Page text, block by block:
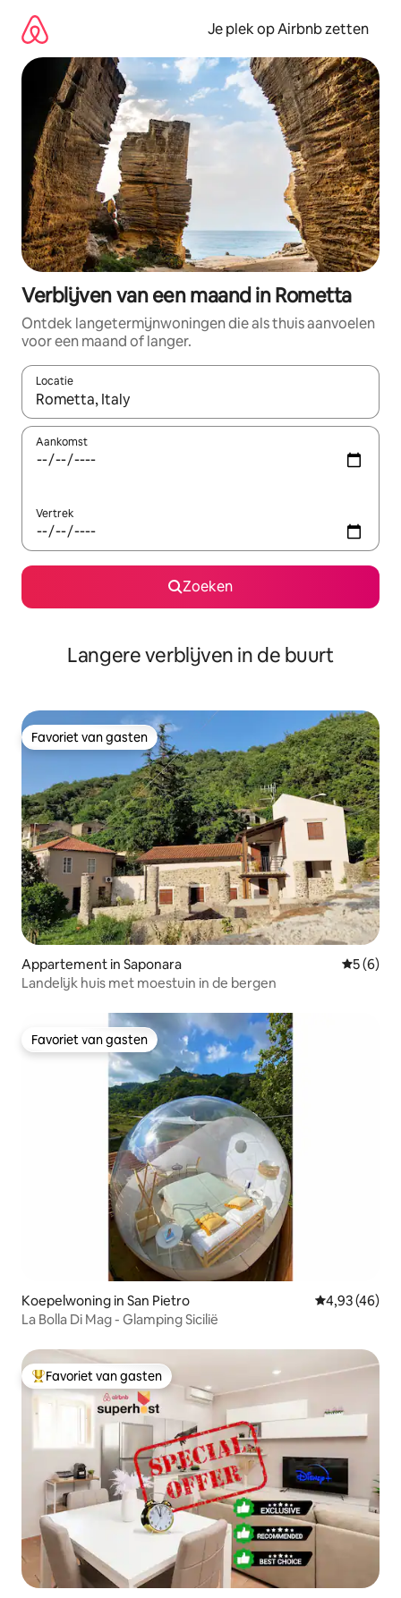
direct
naar
inhoud
Je plek op Airbnb zetten
Verblijven van een maand in Rometta
Ontdek langetermijnwoningen die als thuis aanvoelen
voor een maand of langer.
Locatie
Wanneer er resultaten beschikbaar zijn, maak je een keuze
Aankomst
Vertrek
Zoeken
Langere verblijven in de buurt
Favoriet van gasten
Favoriet van gasten
Appartement in Saponara
5 (6)
Landelijk huis met moestuin in de bergen
Favoriet van gasten
Favoriet van gasten
Koepelwoning in San Pietro Gemiddelde
4,93 (46)
La Bolla Di Mag - Glamping Sicilië
Topfavoriet van gasten
Favoriet van gasten